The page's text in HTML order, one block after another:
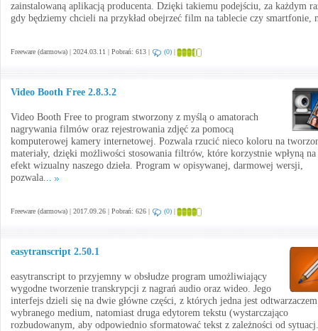
zainstalowaną aplikacją producenta. Dzięki takiemu podejściu, za każdym
gdy będziemy chcieli na przykład obejrzeć film na tablecie czy smartfonie,
Freeware (darmowa) | 2024.03.11 | Pobrań: 613 | (0) |
Video Booth Free 2.8.3.2
Video Booth Free to program stworzony z myślą o amatorach
nagrywania filmów oraz rejestrowania zdjęć za pomocą
komputerowej kamery internetowej. Pozwala rzucić nieco koloru na
materiały, dzięki możliwości stosowania filtrów, które korzystnie wpłyną na
efekt wizualny naszego dzieła. Program w opisywanej, darmowej wersji,
pozwala...
Freeware (darmowa) | 2017.09.26 | Pobrań: 626 | (0) |
easytranscript 2.50.1
easytranscript to przyjemny w obsłudze program umożliwiający
wygodne tworzenie transkrypcji z nagrań audio oraz wideo. Jego
interfejs dzieli się na dwie główne części, z których jedna jest odtwarzaczem
wybranego medium, natomiast druga edytorem tekstu (wystarczająco
rozbudowanym, aby odpowiednio sformatować tekst z zależności od